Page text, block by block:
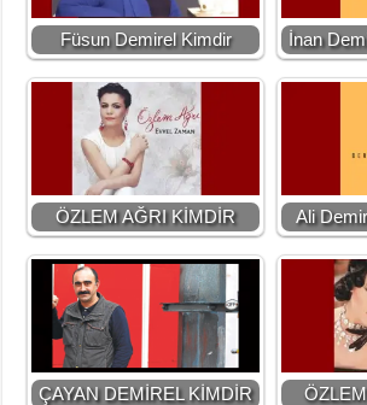
Füsun Demirel Kimdir İnan
ÖZLEM AĞRI KİMDİR Ali
ÇAYAN DEMİREL KİMDİR